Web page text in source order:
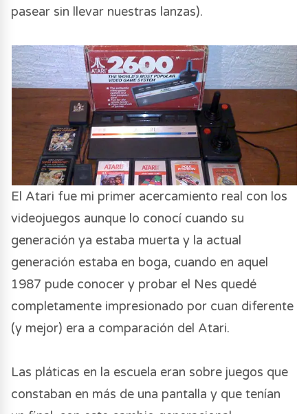
pasear sin llevar nuestras lanzas).
El Atari fue mi primer acercamiento real con los
videojuegos aunque lo conocí cuando su
generación ya estaba muerta y la actual
generación estaba en boga, cuando en aquel
1987 pude conocer y probar el Nes quedé
completamente impresionado por cuan diferente
(y mejor) era a comparación del Atari.
Las pláticas en la escuela eran sobre juegos que
constaban en más de una pantalla y que tenían